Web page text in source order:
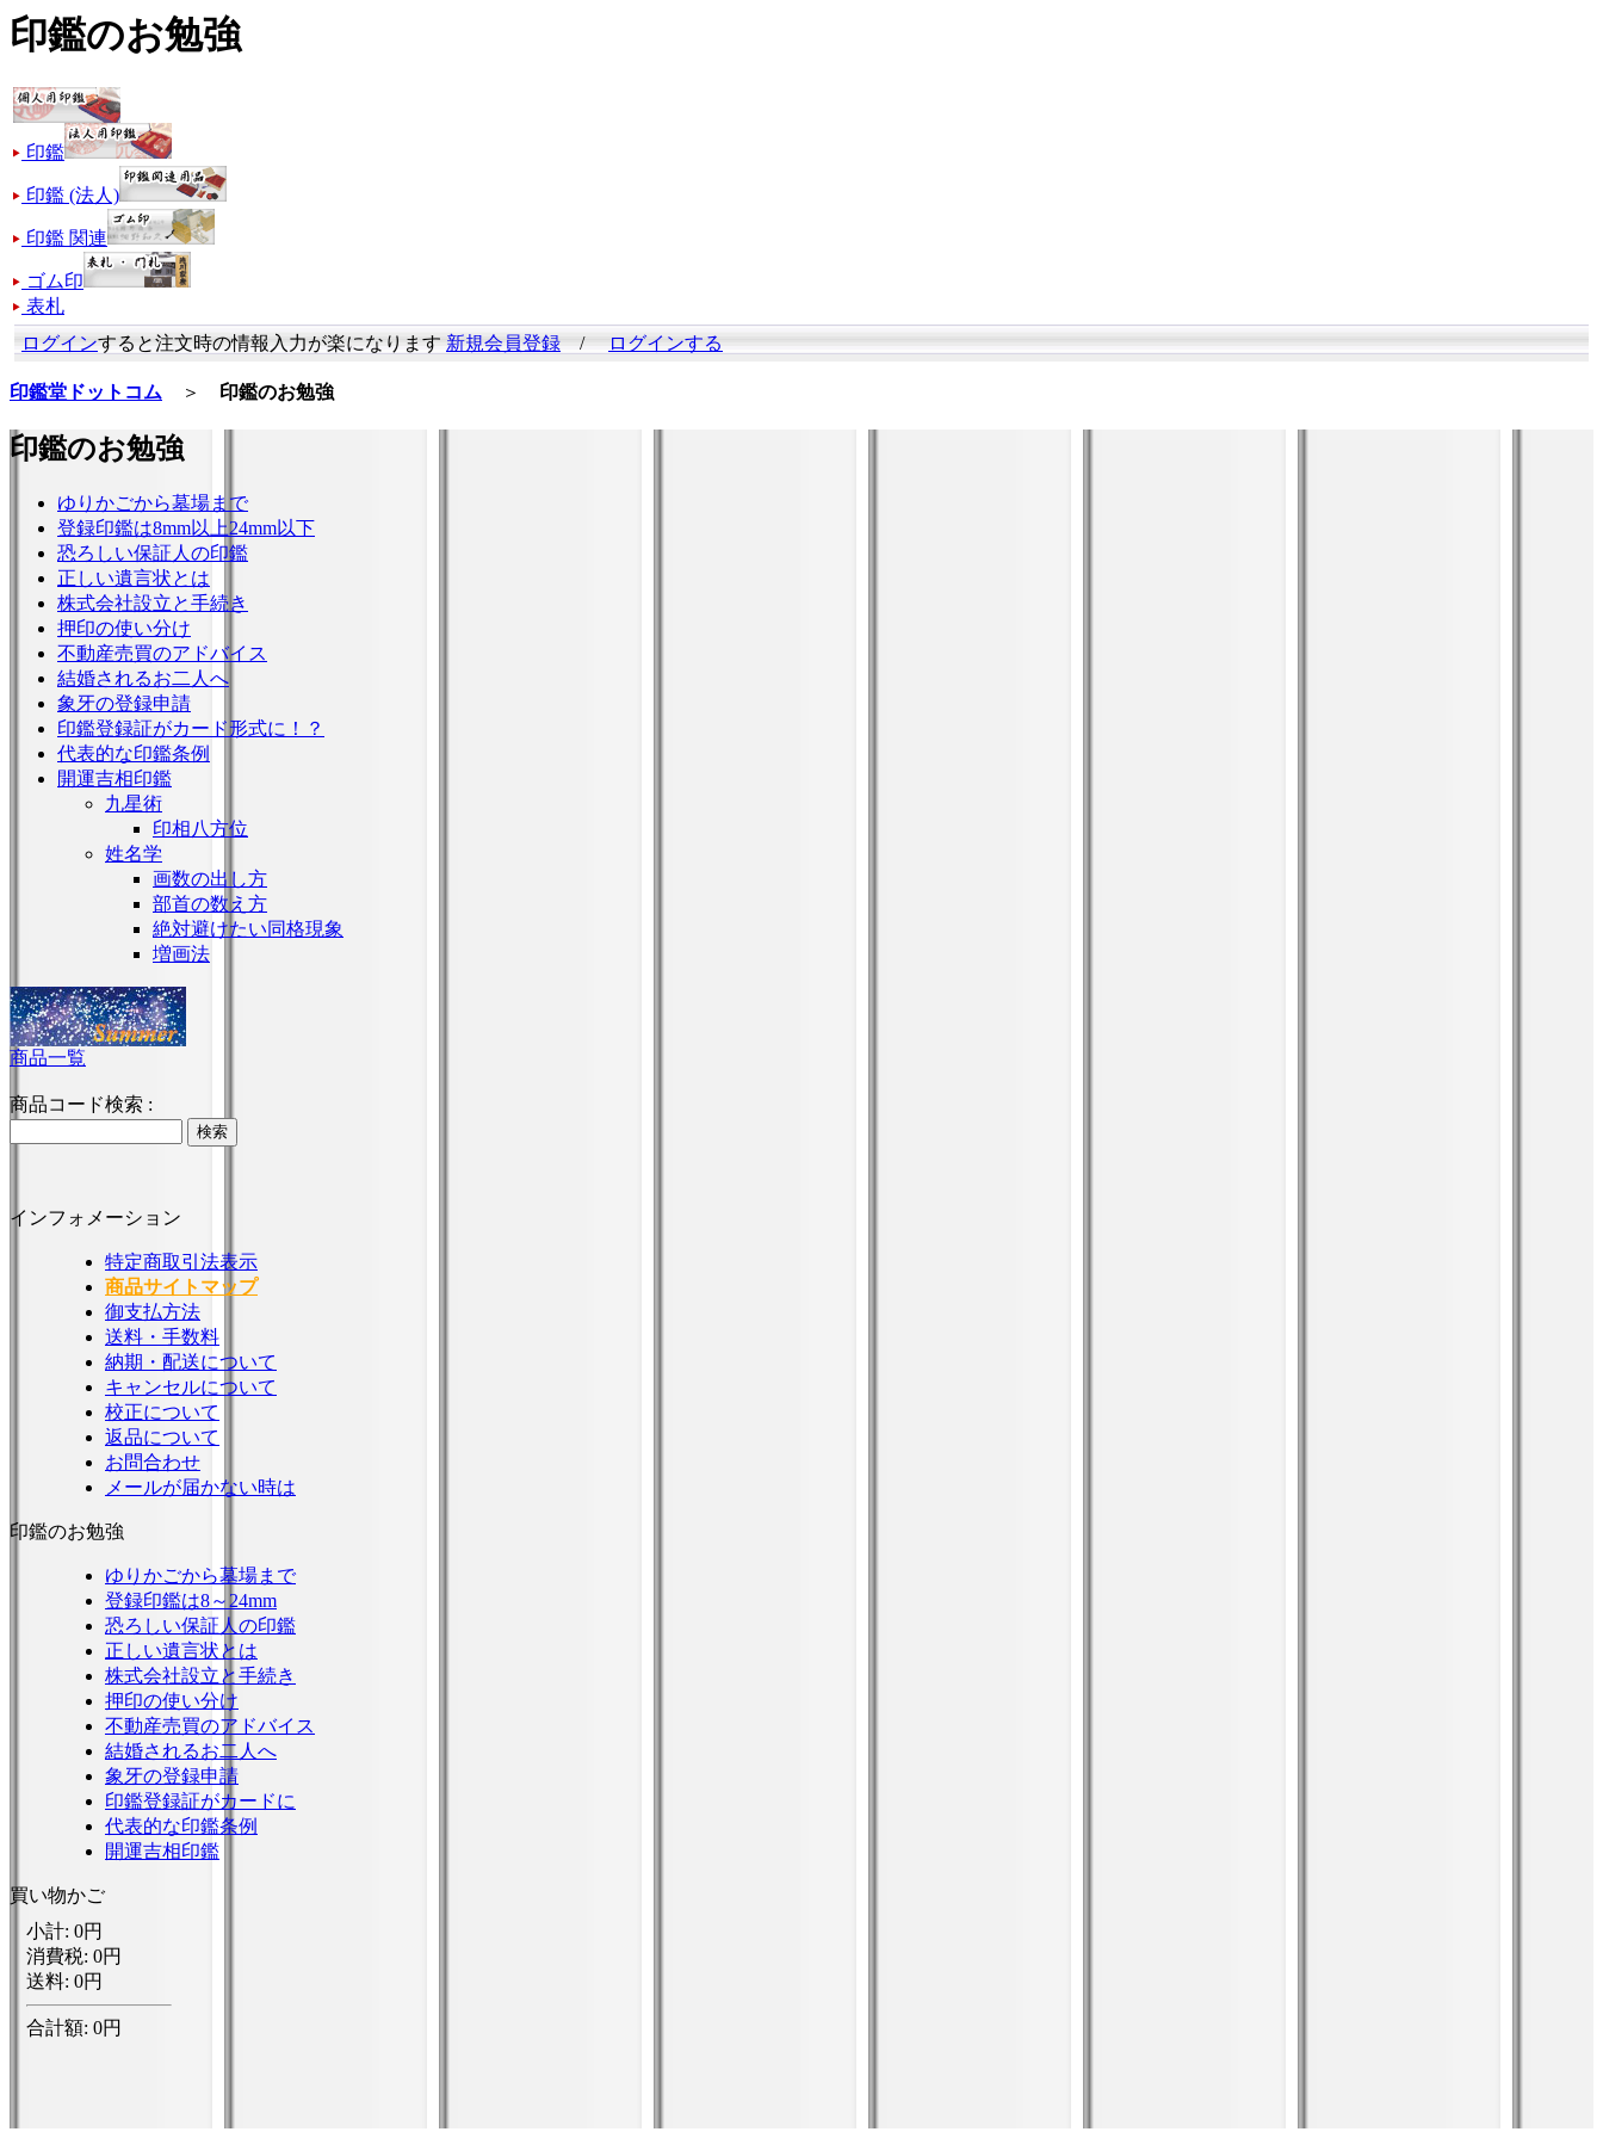
印鑑のお勉強
印鑑
印鑑 (法人)
印鑑 関連
ゴム印
表札
ログインすると注文時の情報入力が楽になります新規会員登録/ログインする
印鑑堂ドットコム ＞ 印鑑のお勉強
印鑑のお勉強
ゆりかごから墓場まで
登録印鑑は8mm以上24mm以下
恐ろしい保証人の印鑑
正しい遺言状とは
株式会社設立と手続き
押印の使い分け
不動産売買のアドバイス
結婚されるお二人へ
象牙の登録申請
印鑑登録証がカード形式に！？
代表的な印鑑条例
開運吉相印鑑
九星術
印相八方位
姓名学
画数の出し方
部首の数え方
絶対避けたい同格現象
増画法
商品一覧
商品コード検索 :
インフォメーション
特定商取引法表示
商品サイトマップ
御支払方法
送料・手数料
納期・配送について
キャンセルについて
校正について
返品について
お問合わせ
メールが届かない時は
印鑑のお勉強
ゆりかごから墓場まで
登録印鑑は8～24mm
恐ろしい保証人の印鑑
正しい遺言状とは
株式会社設立と手続き
押印の使い分け
不動産売買のアドバイス
結婚されるお二人へ
象牙の登録申請
印鑑登録証がカードに
代表的な印鑑条例
開運吉相印鑑
買い物かご